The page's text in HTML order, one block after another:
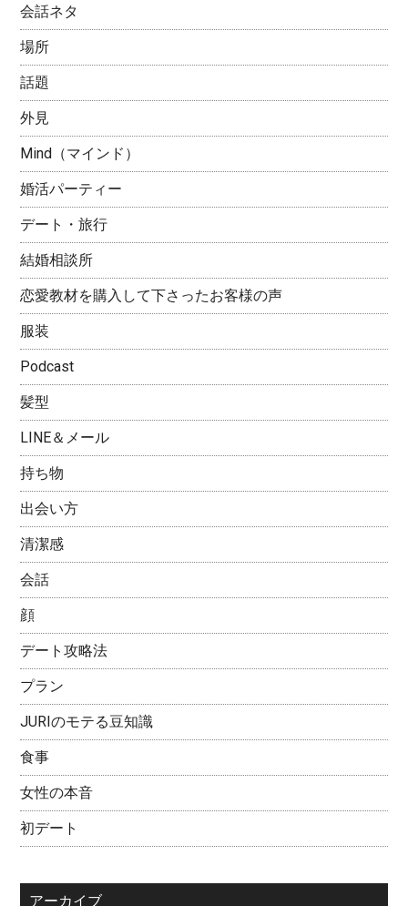
会話ネタ
場所
話題
外見
Mind（マインド）
婚活パーティー
デート・旅行
結婚相談所
恋愛教材を購入して下さったお客様の声
服装
Podcast
髪型
LINE＆メール
持ち物
出会い方
清潔感
会話
顔
デート攻略法
プラン
JURIのモテる豆知識
食事
女性の本音
初デート
アーカイブ